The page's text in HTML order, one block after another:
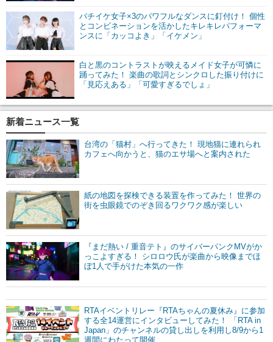
バチイケ女子×3のパワフルなダンスに釘付け！ 個性
とコンビネーションを活かしたキレキレパフォーマ
ンスに「カッコよき」「イケメン」
白と黒のコントラストが映えるメイド女子が可憐に
踊ってみた！ 楽曲の歌詞とシンクロした振り付けに
「見応えある」「可愛すぎるでしょ」
新着ニュース一覧
台湾の「猫村」へ行ってきた！ 現地猫に連れられ
カフェへ向かうと、猫のエサ場へと案内された
紙の地図を探検できる装置を作ってみた！ 世界の
街を虫眼鏡でのぞき回るワクワク感が楽しい
『まだ熱い / 重音テト』のサイバーパンクMVがか
っこよすぎる！ シロロウ氏が楽曲から映像までほ
ぼ1人で手がけた本気の一作
RTAイベントリレー『RTAちゃんの夏休み』に参加
する全14運営にインタビューしてみた！ 「RTA in
Japan」のチャンネルの貸し出しを利用し8/9から1
週間にわたって開催